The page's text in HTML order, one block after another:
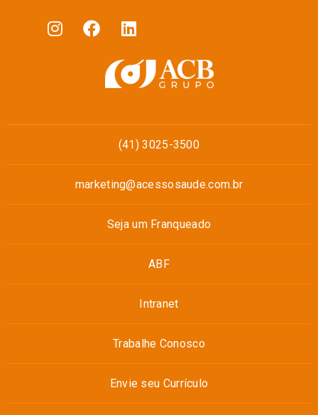
(41) 3025-3500
marketing@acessosaude.com.br
Seja um Franqueado
ABF
Intranet
Trabalhe Conosco
Envie seu Currículo